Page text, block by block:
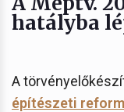
hatályba
A
építészeti